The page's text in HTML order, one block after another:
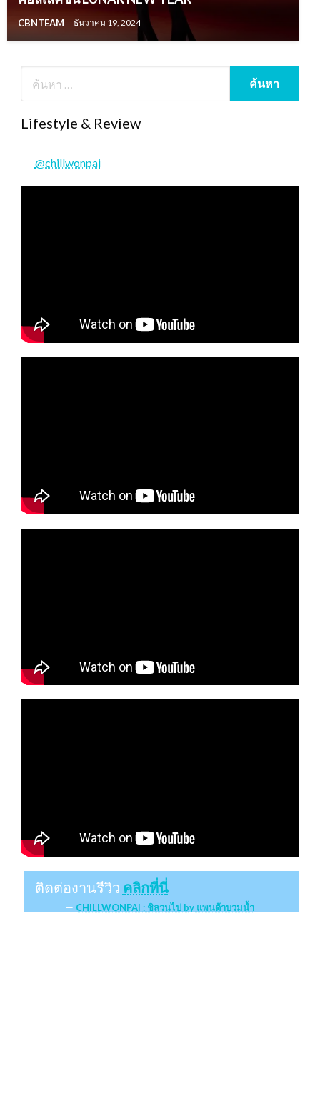
CBNTEAM ธันวาคม 19, 2024
Lifestyle & Review
@chillwonpai
ติดต่องานรีวิว คลิกที่นี่
CHILLWONPAI : ชิลวนไป by แพนด้าบวมน้ำ